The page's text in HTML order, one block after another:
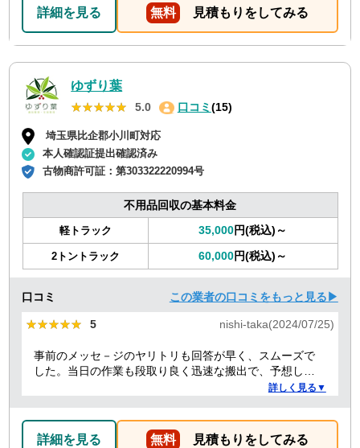
詳細を見る 無料 見積もりをしてみる
ゆずり葉
★★★★★
★★★★★ 5.0 口コミ (15)
埼玉県比企郡小川町対応
本人確認証提出確認済み
古物商許可証：第303322220994号
不用品回収の基本料金
軽トラック 35,000円(税込)～
2トントラック 60,000円(税込)～
口コミ この業者の口コミをもっと見る▶
★★★★★
★★★★★ 5 nishi-taka(2024/07/25)
事前のメッセ－ジのヤリトリも回答が早く、スムーズで
した。当日の作業も段取り良く迅速な搬出で、予想して
いた時間よりも短時間で完了。 事前打ち合わせ・当日作
詳しく見る▼
詳細を見る 無料 見積もりをしてみる